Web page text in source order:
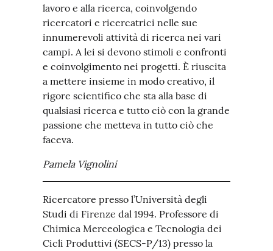
lavoro e alla ricerca, coinvolgendo
ricercatori e ricercatrici nelle sue
innumerevoli attività di ricerca nei vari
campi. A lei si devono stimoli e confronti
e coinvolgimento nei progetti. È riuscita
a mettere insieme in modo creativo, il
rigore scientifico che sta alla base di
qualsiasi ricerca e tutto ciò con la grande
passione che metteva in tutto ciò che
faceva.
Pamela Vignolini
Ricercatore presso l’Università degli
Studi di Firenze dal 1994. Professore di
Chimica Merceologica e Tecnologia dei
Cicli Produttivi (SECS-P/13) presso la